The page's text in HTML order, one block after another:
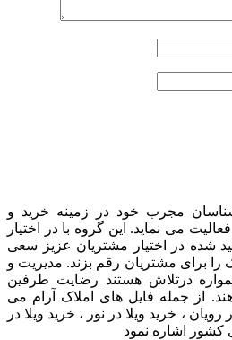
مجرب خود در زمینه خرید و
می نماید. این گروه با در اختیار
شده در اختیار مشتریان عزیز سعی
را برای مشتریان رقم بزند. مدیریت و
درتلاش هستند رضایت طرفین
از جمله فایل های املاک آرام می
، خرید ویلا در نور ، خرید ویلا در
اشاره نمود